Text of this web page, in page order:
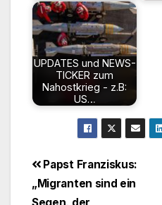
UPDATES und NEWS-
TICKER zum
Nahostkrieg - z.B:
US…
Papst Franziskus:
„Migranten sind ein